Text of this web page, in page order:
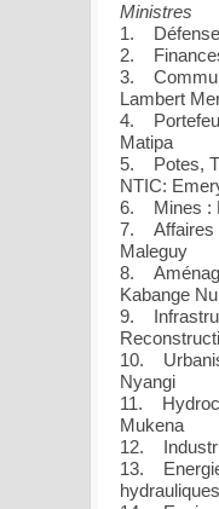
Ministres
1. Défense
2.
3.
Lambert
4.
Matipa
5. Potes,
NTIC:
6. Mines :
7. Affaires
Maleguy
8.
Kabange
9.
10.
Nyangi
11.
Mukena
12.
13.